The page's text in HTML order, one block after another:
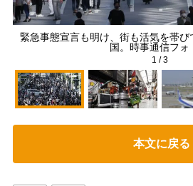
緊急事態宣言も明け、街も活気を帯
国。時事通信フォ
1 /3
本文に戻る